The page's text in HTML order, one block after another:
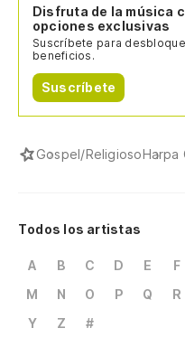
Disfruta de la música
opciones exclusivas
Suscríbete para
beneficios.
Suscríbete
Gospel/ReligiosoHarpa
Todos los artistas
A B C D E F
M
N O P Q R
Y
Z #